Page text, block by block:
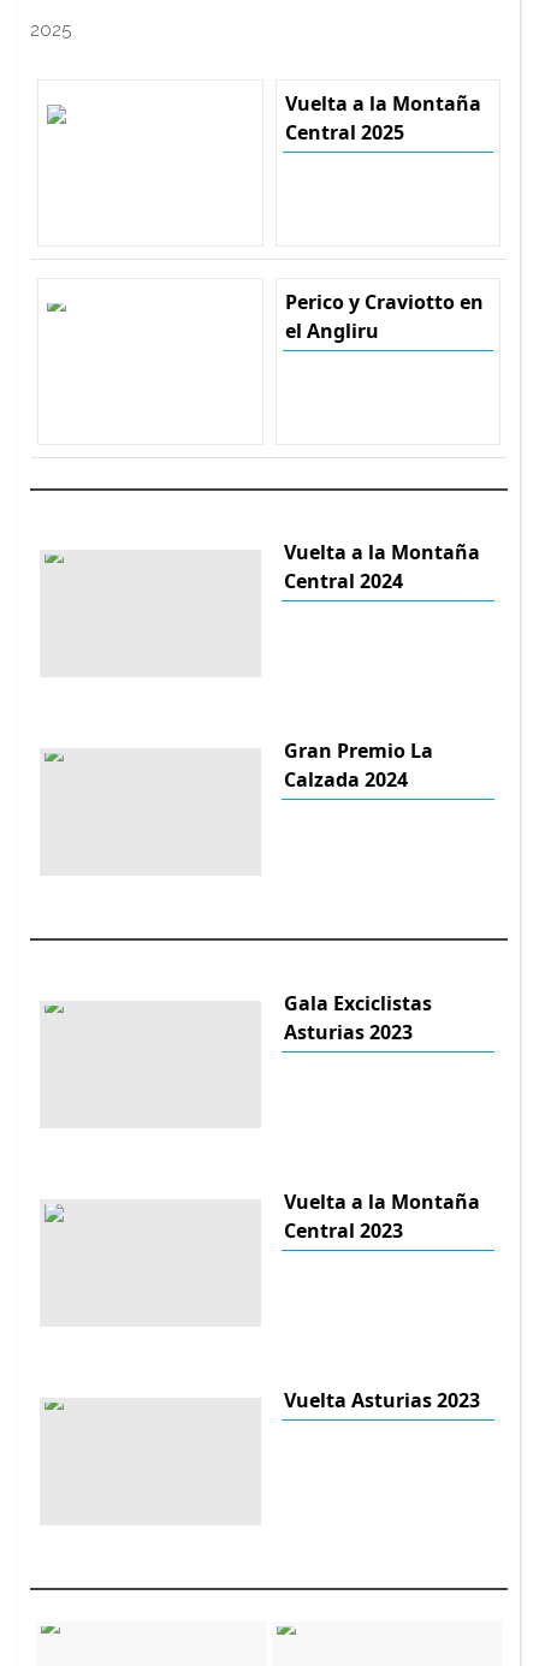
2025
Vuelta a la Montaña
Central 2025
Perico y Craviotto en
el Angliru
Vuelta a la Montaña
Central 2024
Gran Premio La
Calzada 2024
Gala Exciclistas
Asturias 2023
Vuelta a la Montaña
Central 2023
Vuelta Asturias 2023